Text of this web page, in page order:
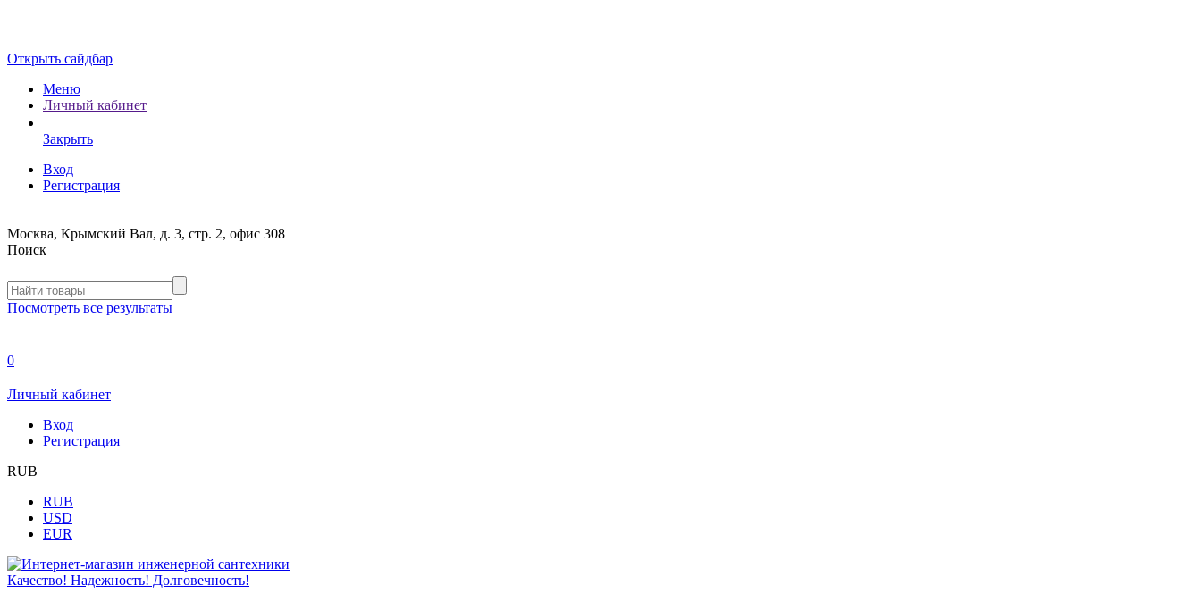
Открыть сайдбар
Меню
Личный кабинет
Закрыть
Вход
Регистрация
Москва, Крымский Вал, д. 3, стр. 2, офис 308
Поиск
Посмотреть все результаты
0
Личный кабинет
Вход
Регистрация
RUB
RUB
USD
EUR
Качество! Надежность! Долговечность!